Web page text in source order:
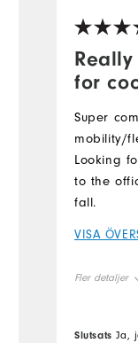
for
Super
mobility/
Looking
to the
fall.
VISA
Fler detaljer
Slutsats Ja,